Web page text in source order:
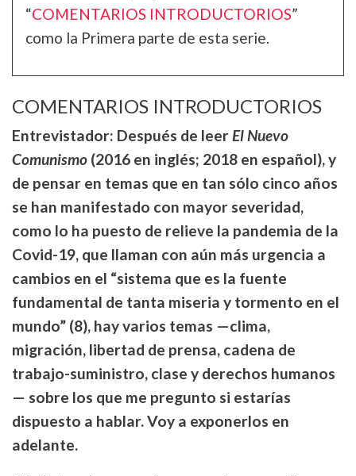
“COMENTARIOS INTRODUCTORIOS”
como la Primera parte de esta serie.
COMENTARIOS INTRODUCTORIOS
Entrevistador: Después de leerEl Nuevo
Comunismo (2016 en inglés; 2018 en español), y
de pensar en temas que en tan sólo cinco años
se han manifestado con mayor severidad,
como lo ha puesto de relieve la pandemia de la
Covid-19, que llaman con aún más urgencia a
cambios en el “sistema que es la fuente
fundamental de tanta miseria y tormento en el
mundo” (8), hay varios temas —clima,
migración, libertad de prensa, cadena de
trabajo-suministro, clase y derechos humanos
— sobre los que me pregunto si estarías
dispuesto a hablar. Voy a exponerlos en
adelante.